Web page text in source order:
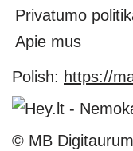
Privatumo
Apie mus
Polish: https://
© MB Digitaurum